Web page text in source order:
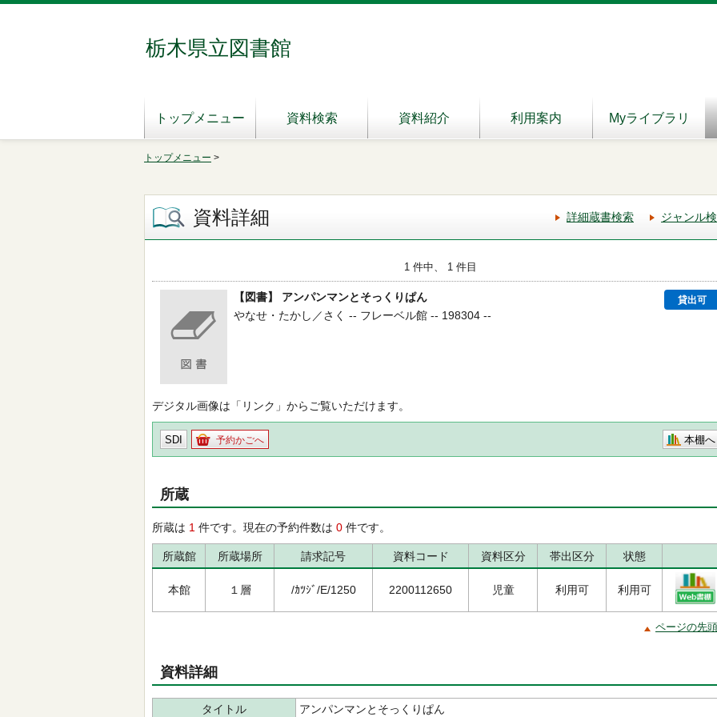
栃木県立図書館
トップメニュー 資料検索 資料紹介 利用案内 Myライブラリ
トップメニュー >
資料詳細 詳細蔵書検索 ジャンル
1 件中、 1 件目
【図書】 アンパンマンとそっくりぱん 貸出可
やなせ・たかし／さく -- フレーベル館 -- 198304 --
デジタル画像は「リンク」からご覧いただけます。
SDI 予約かごへ 本棚へ
所蔵
所蔵は 1 件です。現在の予約件数は 0 件です。
所蔵館 所蔵場所 請求記号 資料コード 資料区分 帯出区分 状態
本館 １層 /ｶﾂｼﾞ/E/1250 2200112650 児童 利用可 利用可
ページの先
資料詳細
タイトル アンパンマンとそっくりぱん